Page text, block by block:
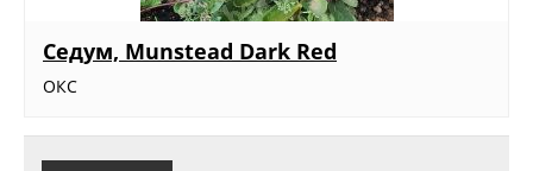
Седум, Munstead Dark Red
ОКС